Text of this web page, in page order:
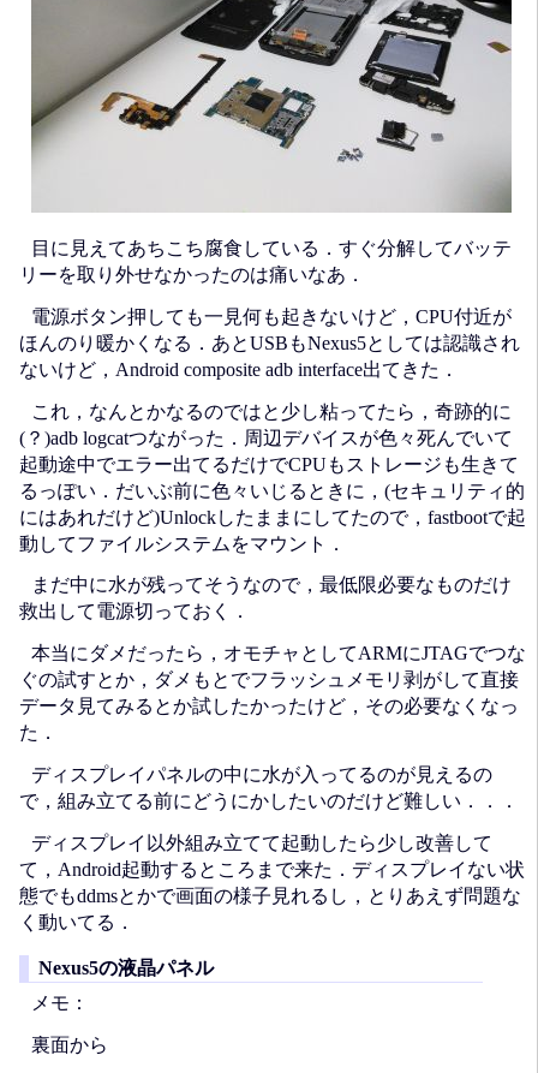
目に見えてあちこち腐食している．すぐ分解してバッテ
リーを取り外せなかったのは痛いなあ．
電源ボタン押しても一見何も起きないけど，CPU付近が
ほんのり暖かくなる．あとUSBもNexus5としては認識され
ないけど，Android composite adb interface出てきた．
これ，なんとかなるのではと少し粘ってたら，奇跡的に
(？)adb logcatつながった．周辺デバイスが色々死んでいて
起動途中でエラー出てるだけでCPUもストレージも生きて
るっぽい．だいぶ前に色々いじるときに，(セキュリティ的
にはあれだけど)Unlockしたままにしてたので，fastbootで起
動してファイルシステムをマウント．
まだ中に水が残ってそうなので，最低限必要なものだけ
救出して電源切っておく．
本当にダメだったら，オモチャとしてARMにJTAGでつな
ぐの試すとか，ダメもとでフラッシュメモリ剥がして直接
データ見てみるとか試したかったけど，その必要なくなっ
た．
ディスプレイパネルの中に水が入ってるのが見えるの
で，組み立てる前にどうにかしたいのだけど難しい．．．
ディスプレイ以外組み立てて起動したら少し改善して
て，Android起動するところまで来た．ディスプレイない状
態でもddmsとかで画面の様子見れるし，とりあえず問題な
く動いてる．
Nexus5の液晶パネル
メモ：
裏面から